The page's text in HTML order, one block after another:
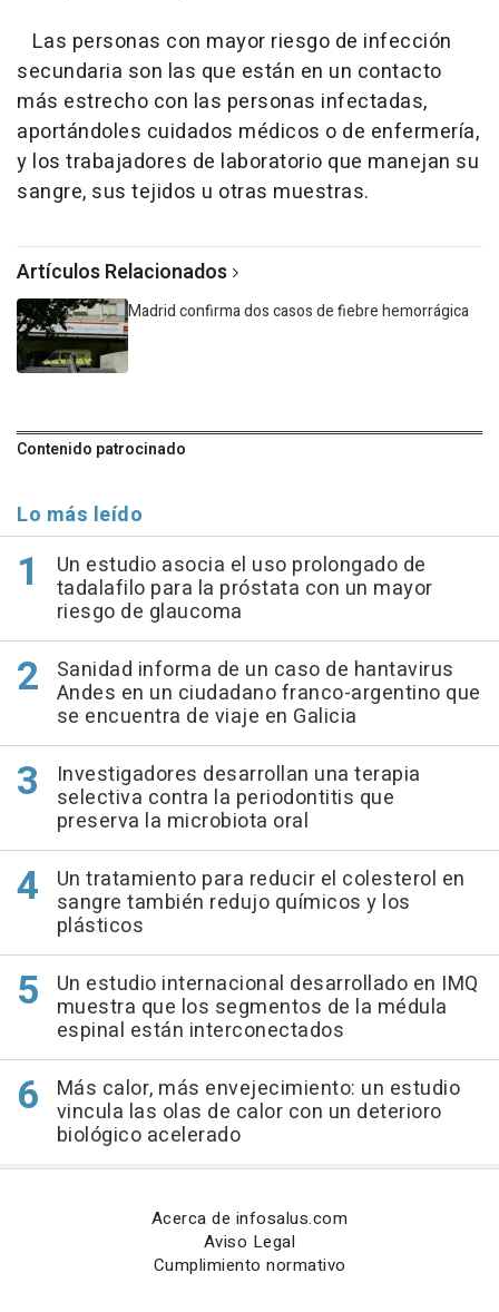
Las personas con mayor riesgo de infección
secundaria son las que están en un contacto
más estrecho con las personas infectadas,
aportándoles cuidados médicos o de enfermería,
y los trabajadores de laboratorio que manejan su
sangre, sus tejidos u otras muestras.
Artículos Relacionados
Madrid confirma dos casos de fiebre hemorrágica
Contenido patrocinado
Lo más leído
Un estudio asocia el uso prolongado de
tadalafilo para la próstata con un mayor
riesgo de glaucoma
Sanidad informa de un caso de hantavirus
Andes en un ciudadano franco-argentino que
se encuentra de viaje en Galicia
Investigadores desarrollan una terapia
selectiva contra la periodontitis que
preserva la microbiota oral
Un tratamiento para reducir el colesterol en
sangre también redujo químicos y los
plásticos
Un estudio internacional desarrollado en IMQ
muestra que los segmentos de la médula
espinal están interconectados
Más calor, más envejecimiento: un estudio
vincula las olas de calor con un deterioro
biológico acelerado
Acerca de infosalus.com
Aviso Legal
Cumplimiento normativo